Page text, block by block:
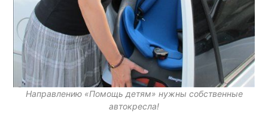
Направлению «Помощь детям» нужны собственные
автокресла!